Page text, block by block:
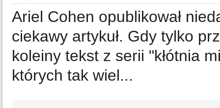
Ariel Cohen opublikował
ciekawy artykuł. Gdy tylko
koleiny tekst z serii "kłótnia
których tak wiel...